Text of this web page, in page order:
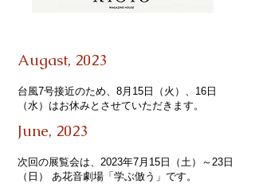
Augast, 2023
台風7号接近のため、8月15日（火）、16日
（水）はお休みとさせていただきます。
June, 2023
次回の展覧会は​、2023年7月15日（土）～23日
（日） あ花音劇場「学ぶ倣う」です。